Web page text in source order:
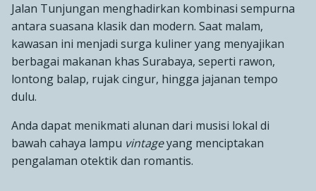
Jalan Tunjungan menghadirkan kombinasi sempurna
antara suasana klasik dan modern. Saat malam,
kawasan ini menjadi surga kuliner yang menyajikan
berbagai makanan khas Surabaya, seperti rawon,
lontong balap, rujak cingur, hingga jajanan tempo
dulu.
Anda dapat menikmati alunan dari musisi lokal di
bawah cahaya lampu vintageyang menciptakan
pengalaman otektik dan romantis.